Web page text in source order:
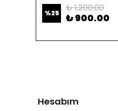
%25 ₺ 1,200.00
₺ 900.00
Hesabım